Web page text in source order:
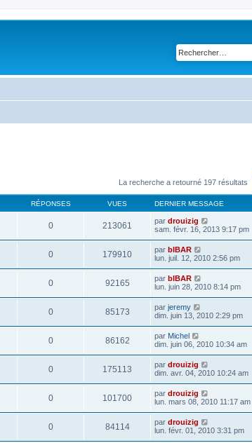
La recherche a retourné 197 résultats
RÉPONSES VUES DERNIER MESSAGE
0 213061 par drouizig
sam. févr. 16, 2013 9:17 pm
0 179910 par bIBAR
lun. juil. 12, 2010 2:56 pm
0 92165 par bIBAR
lun. juin 28, 2010 8:14 pm
0 85173 par jeremy
dim. juin 13, 2010 2:29 pm
0 86162 par Michel
dim. juin 06, 2010 10:34 am
0 175113 par drouizig
dim. avr. 04, 2010 10:24 am
0 101700 par drouizig
lun. mars 08, 2010 11:17 am
0 84114 par drouizig
lun. févr. 01, 2010 3:31 pm